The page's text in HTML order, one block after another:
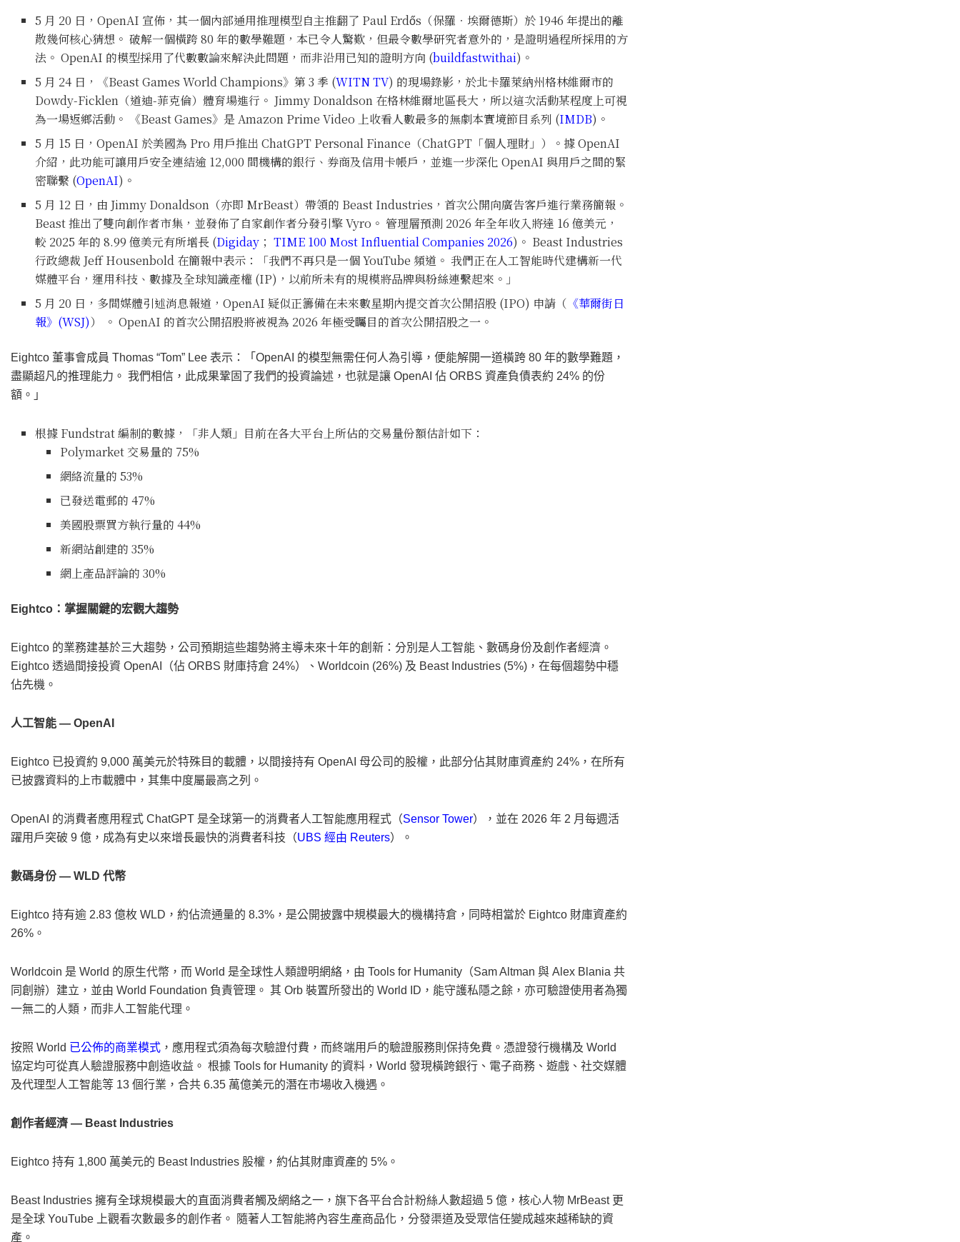
5 月 20 日，OpenAI 宣佈，其一個內部通用推理模型自主推翻了 Paul Erdős（保羅‧埃爾德斯）於 1946 年提出的離
散幾何核心猜想。 破解一個橫跨 80 年的數學難題，本已令人驚歎，但最令數學研究者意外的，是證明過程所採用的方
法。 OpenAI 的模型採用了代數數論來解決此問題，而非沿用已知的證明方向 (buildfastwithai)。
5 月 24 日，《Beast Games World Champions》第 3 季 (WITN TV) 的現場錄影，於北卡羅萊納州格林維爾市的
Dowdy-Ficklen（道迪-菲克倫）體育場進行。 Jimmy Donaldson 在格林維爾地區長大，所以這次活動某程度上可視
為一場返鄉活動。 《Beast Games》是 Amazon Prime Video 上收看人數最多的無劇本實境節目系列 (IMDB)。
5 月 15 日，OpenAI 於美國為 Pro 用戶推出 ChatGPT Personal Finance（ChatGPT「個人理財」）。據 OpenAI
介紹，此功能可讓用戶安全連結逾 12,000 間機構的銀行、券商及信用卡帳戶，並進一步深化 OpenAI 與用戶之間的緊
密聯繫 (OpenAI)。
5 月 12 日，由 Jimmy Donaldson（亦即 MrBeast）帶領的 Beast Industries，首次公開向廣告客戶進行業務簡報。
Beast 推出了雙向創作者市集，並發佈了自家創作者分發引擎 Vyro。 管理層預測 2026 年全年收入將達 16 億美元，
較 2025 年的 8.99 億美元有所增長 (Digiday ； TIME 100 Most Influential Companies 2026)。 Beast Industries
行政總裁 Jeff Housenbold 在簡報中表示：「我們不再只是一個 YouTube 頻道。 我們正在人工智能時代建構新一代
媒體平台，運用科技、數據及全球知識產權 (IP)，以前所未有的規模將品牌與粉絲連繫起來。」
5 月 20 日，多間媒體引述消息報道，OpenAI 疑似正籌備在未來數星期內提交首次公開招股 (IPO) 申請（ 《華爾街日
報》(WSJ)） 。 OpenAI 的首次公開招股將被視為 2026 年極受矚目的首次公開招股之一。
Eightco 董事會成員 Thomas “Tom” Lee 表示：「OpenAI 的模型無需任何人為引導，便能解開一道橫跨 80 年的數學難題，
盡顯超凡的推理能力。 我們相信，此成果鞏固了我們的投資論述，也就是讓 OpenAI 佔 ORBS 資產負債表約 24% 的份
額。」
根據 Fundstrat 編制的數據，「非人類」目前在各大平台上所佔的交易量份額估計如下：
Polymarket 交易量的 75%
網絡流量的 53%
已發送電郵的 47%
美國股票買方執行量的 44%
新網站創建的 35%
網上產品評論的 30%
Eightco：掌握關鍵的宏觀大趨勢
Eightco 的業務建基於三大趨勢，公司預期這些趨勢將主導未來十年的創新：分別是人工智能、數碼身份及創作者經濟。
Eightco 透過間接投資 OpenAI（佔 ORBS 財庫持倉 24%）、Worldcoin (26%) 及 Beast Industries (5%)，在每個趨勢中穩
佔先機。
人工智能 — OpenAI
Eightco 已投資約 9,000 萬美元於特殊目的載體，以間接持有 OpenAI 母公司的股權，此部分佔其財庫資產約 24%，在所有
已披露資料的上市載體中，其集中度屬最高之列。
OpenAI 的消費者應用程式 ChatGPT 是全球第一的消費者人工智能應用程式（Sensor Tower），並在 2026 年 2 月每週活
躍用戶突破 9 億，成為有史以來增長最快的消費者科技（UBS 經由 Reuters）。
數碼身份 — WLD 代幣
Eightco 持有逾 2.83 億枚 WLD，約佔流通量的 8.3%，是公開披露中規模最大的機構持倉，同時相當於 Eightco 財庫資產約
26%。
Worldcoin 是 World 的原生代幣，而 World 是全球性人類證明網絡，由 Tools for Humanity（Sam Altman 與 Alex Blania 共
同創辦）建立，並由 World Foundation 負責管理。 其 Orb 裝置所發出的 World ID，能守護私隱之餘，亦可驗證使用者為獨
一無二的人類，而非人工智能代理。
按照 World 已公佈的商業模式 ，應用程式須為每次驗證付費，而終端用戶的驗證服務則保持免費。憑證發行機構及 World
協定均可從真人驗證服務中創造收益。 根據 Tools for Humanity 的資料，World 發現橫跨銀行、電子商務、遊戲、社交媒體
及代理型人工智能等 13 個行業，合共 6.35 萬億美元的潛在市場收入機遇。
創作者經濟 — Beast Industries
Eightco 持有 1,800 萬美元的 Beast Industries 股權，約佔其財庫資產的 5%。
Beast Industries 擁有全球規模最大的直面消費者觸及網絡之一，旗下各平台合計粉絲人數超過 5 億，核心人物 MrBeast 更
是全球 YouTube 上觀看次數最多的創作者。 隨著人工智能將內容生產商品化，分發渠道及受眾信任變成越來越稀缺的資
產。